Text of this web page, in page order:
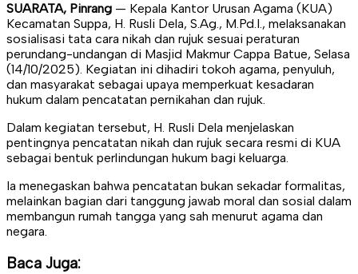
SUARATA, Pinrang — Kepala Kantor Urusan Agama (KUA)
Kecamatan Suppa, H. Rusli Dela, S.Ag., M.Pd.I., melaksanakan
sosialisasi tata cara nikah dan rujuk sesuai peraturan
perundang-undangan di Masjid Makmur Cappa Batue, Selasa
(14/10/2025). Kegiatan ini dihadiri tokoh agama, penyuluh,
dan masyarakat sebagai upaya memperkuat kesadaran
hukum dalam pencatatan pernikahan dan rujuk.
Dalam kegiatan tersebut, H. Rusli Dela menjelaskan
pentingnya pencatatan nikah dan rujuk secara resmi di KUA
sebagai bentuk perlindungan hukum bagi keluarga.
Ia menegaskan bahwa pencatatan bukan sekadar formalitas,
melainkan bagian dari tanggung jawab moral dan sosial dalam
membangun rumah tangga yang sah menurut agama dan
negara.
Baca Juga: